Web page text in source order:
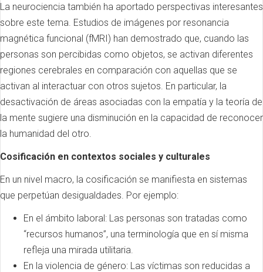
La neurociencia también ha aportado perspectivas interesantes
sobre este tema. Estudios de imágenes por resonancia
magnética funcional (fMRI) han demostrado que, cuando las
personas son percibidas como objetos, se activan diferentes
regiones cerebrales en comparación con aquellas que se
activan al interactuar con otros sujetos. En particular, la
desactivación de áreas asociadas con la empatía y la teoría de
la mente sugiere una disminución en la capacidad de reconocer
la humanidad del otro.
Cosificación en contextos sociales y culturales
En un nivel macro, la cosificación se manifiesta en sistemas
que perpetúan desigualdades. Por ejemplo:
En el ámbito laboral: Las personas son tratadas como
“recursos humanos”, una terminología que en sí misma
refleja una mirada utilitaria.
En la violencia de género: Las víctimas son reducidas a